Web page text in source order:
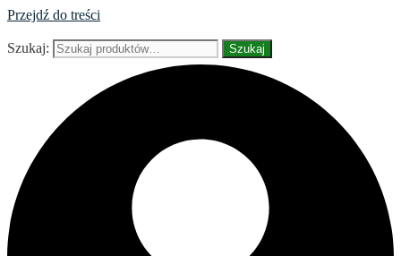
Przejdź do treści
Szukaj: Szukaj